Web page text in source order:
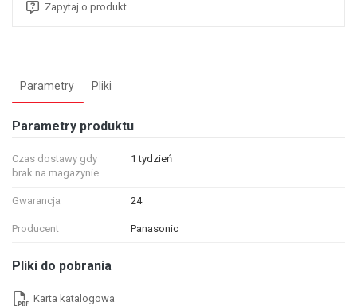
Zapytaj o produkt
Parametry Pliki
Parametry produktu
Czas dostawy gdy
brak na magazynie
1 tydzień
Gwarancja 24
Producent Panasonic
Pliki do pobrania
Karta katalogowa